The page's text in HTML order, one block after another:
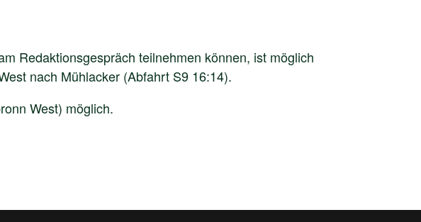
Redaktionsgespräch teilnehmen können, ist möglich
nach Mühlacker (Abfahrt S9 16:14).
West) möglich.